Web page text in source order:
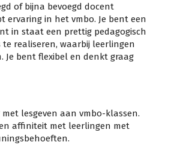
of bijna bevoegd docent
ervaring in het vmbo. Je bent een
in staat een prettig pedagogisch
realiseren, waarbij leerlingen
Je bent flexibel en denkt graag
lesgeven aan vmbo-klassen.
affiniteit met leerlingen met